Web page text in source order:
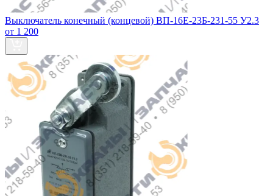
Выключатель конечный (концевой) ВП-16Е-23Б-231-55 У2.3
от 1 200